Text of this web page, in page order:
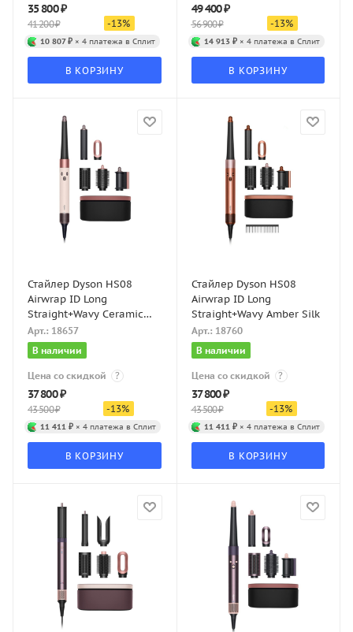
35 800₽
41 200₽ -13%
10 807 ₽ × 4 платежа в Сплит
В КОРЗИНУ
49 400₽
56 900₽ -13%
14 913 ₽× 4 платежа в Сплит
В КОРЗИНУ
Стайлер Dyson HS08
Airwrap ID Long
Straight+Wavy Ceramic
Pink/Rose Gold
Арт.: 18657
В наличии
Цена со скидкой ?
37 800₽
43 500₽ -13%
11 411 ₽ × 4 платежа в Сплит
В КОРЗИНУ
Стайлер Dyson HS08
Airwrap ID Long
Straight+Wavy Amber Silk
Арт.: 18760
В наличии
Цена со скидкой ?
37 800₽
43 500₽ -13%
11 411 ₽× 4 платежа в Сплит
В КОРЗИНУ